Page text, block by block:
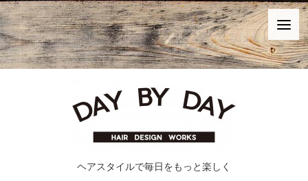
ヘアスタイルで毎日をもっと楽しく